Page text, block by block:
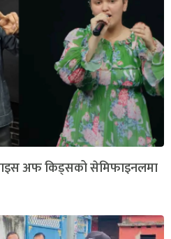
अफ किड्सको सेमिफाइनलमा